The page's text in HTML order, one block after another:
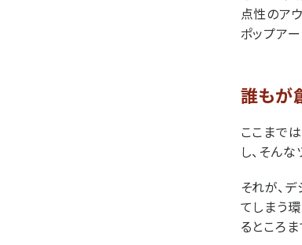
点性のア
ポップア
誰もが
ここまで
し、そん
それが、
てしまう
るところ